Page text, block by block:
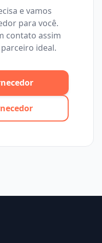
e vamos
para você.
contato assim
ideal.